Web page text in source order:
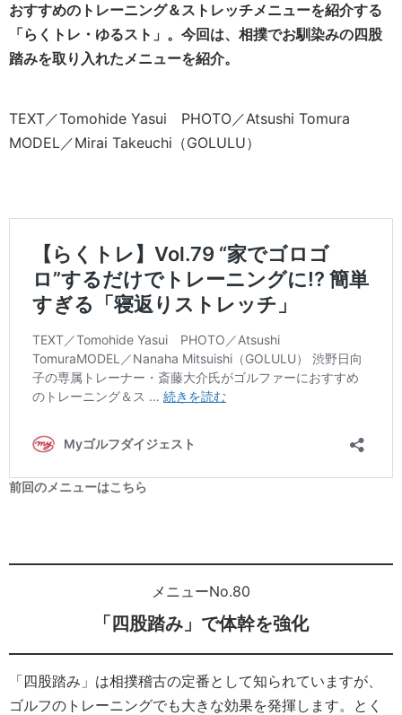
おすすめのトレーニング＆ストレッチメニューを紹介する
「らくトレ・ゆるスト」。今回は、相撲でお馴染みの四股
踏みを取り入れたメニューを紹介。
TEXT／Tomohide Yasui PHOTO／Atsushi Tomura
MODEL／Mirai Takeuchi（GOLULU）
前回のメニューはこちら
メニューNo.80
「四股踏み」で体幹を強化
「四股踏み」は相撲稽古の定番として知られていますが、
ゴルフのトレーニングでも大きな効果を発揮します。とく